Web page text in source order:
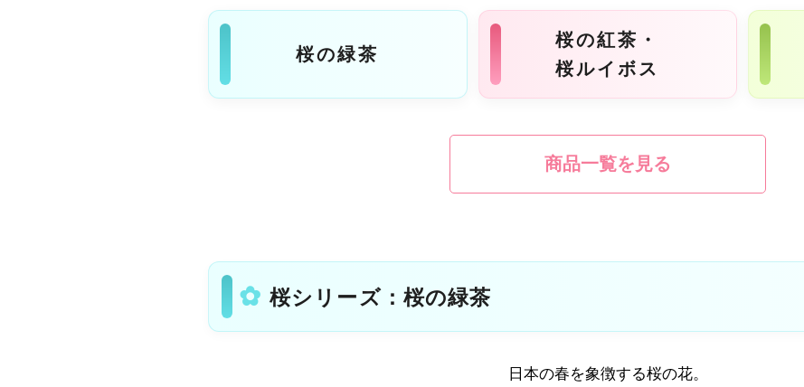
桜の緑茶
桜の紅茶・
桜ルイボス
商品一覧を見る
桜シリーズ：桜の緑茶
日本の春を象徴する桜の花。